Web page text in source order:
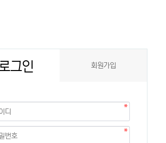
그인 회원가입